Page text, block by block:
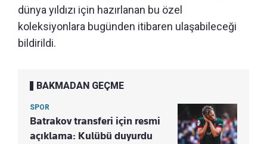
dünya yıldızı için hazırlanan bu özel
koleksiyonlara bugünden itibaren ulaşabileceği
bildirildi.
BAKMADAN GEÇME
SPOR
Batrakov transferi için resmi
açıklama: Kulübü duyurdu